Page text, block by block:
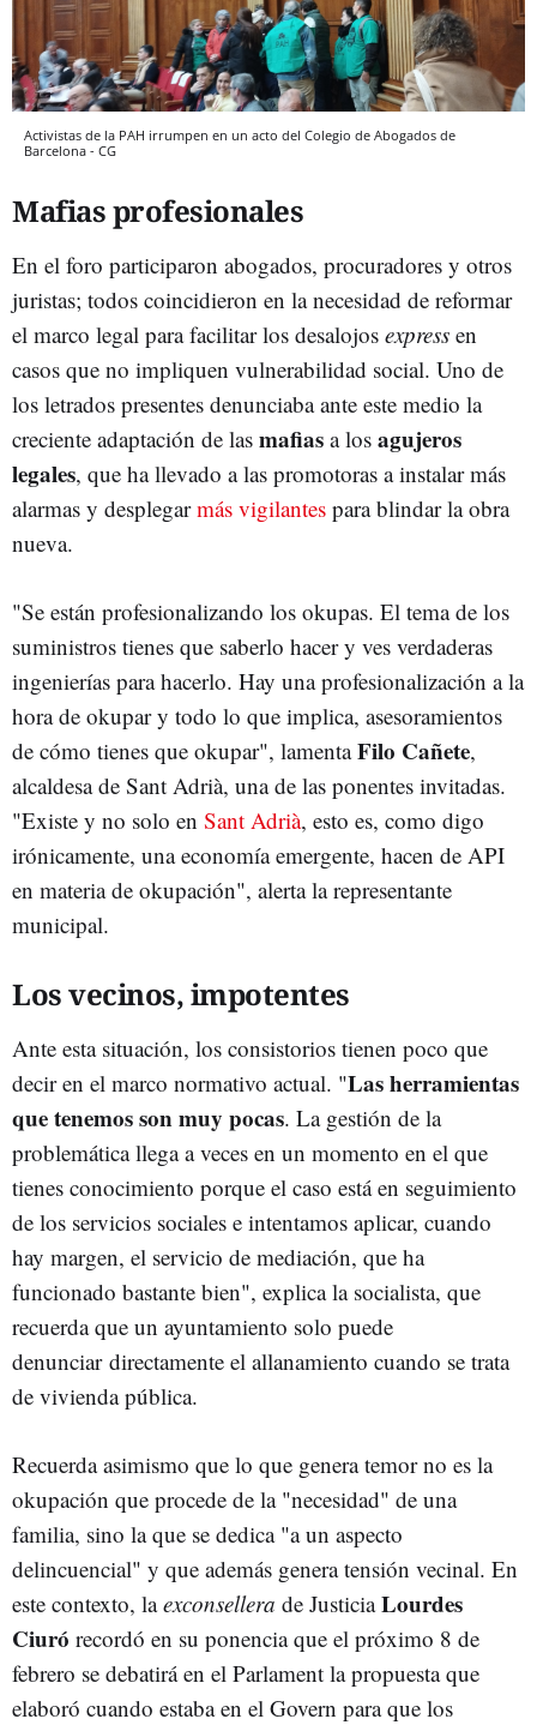
Activistas de la PAH irrumpen en un acto del Colegio de Abogados de
Barcelona - CG
Mafias profesionales
En el foro participaron abogados, procuradores y otros
juristas; todos coincidieron en la necesidad de reformar
el marco legal para facilitar los desalojos express en
casos que no impliquen vulnerabilidad social. Uno de
los letrados presentes denunciaba ante este medio la
creciente adaptación de las mafias a los agujeros
legales, que ha llevado a las promotoras a instalar más
alarmas y desplegarmás vigilantes para blindar la obra
nueva.
"Se están profesionalizando los okupas. El tema de los
suministros tienes que saberlo hacer y ves verdaderas
ingenierías para hacerlo. Hay una profesionalización a la
hora de okupar y todo lo que implica, asesoramientos
de cómo tienes que okupar", lamentaFilo Cañete,
alcaldesa de Sant Adrià, una de las ponentes invitadas.
"Existe y no solo en Sant Adrià, esto es, como digo
irónicamente, una economía emergente, hacen de API
en materia de okupación", alerta la representante
municipal.
Los vecinos, impotentes
Ante esta situación, los consistorios tienen poco que
decir en el marco normativo actual. "Las herramientas
que tenemos son muy pocas. La gestión de la
problemática llega a veces en un momento en el que
tienes conocimiento porque el caso está en seguimiento
de los servicios sociales e intentamos aplicar, cuando
hay margen, el servicio de mediación, que ha
funcionado bastante bien", explica la socialista, que
recuerda que un ayuntamiento solo puede
denunciar directamente el allanamiento cuando se trata
de vivienda pública.
Recuerda asimismo que lo que genera temor no es la
okupación que procede de la "necesidad" de una
familia, sino la que se dedica "a un aspecto
delincuencial" y que además genera tensión vecinal. En
este contexto, laexconsellera de JusticiaLourdes
Ciuró recordó en su ponencia que el próximo 8 de
febrero se debatirá en el Parlament la propuesta que
elaboró cuando estaba en el Govern para que los